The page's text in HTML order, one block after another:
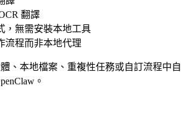
翻譯
，無需安裝本地工具
流程而非本地代理
、本地檔案、重複性任務或自訂流程中自
。